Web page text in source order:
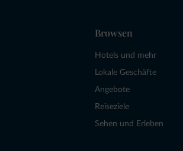
Browsen
Hotels und mehr
Lokale Geschäfte
Angebote
Reiseziele
Sehen und Erleben